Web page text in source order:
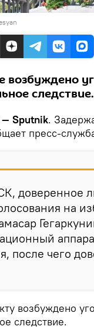
возбуждено
следствие.
Sputnik.
пресс-
доверенное
на
после чего
возбуждено
следствие.